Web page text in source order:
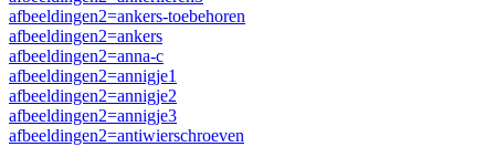
afbeeldingen2=ankers-toebehoren
afbeeldingen2=ankers
afbeeldingen2=anna-c
afbeeldingen2=annigje1
afbeeldingen2=annigje2
afbeeldingen2=annigje3
afbeeldingen2=antiwierschroeven